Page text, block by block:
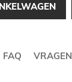
FAQ VRAGEN